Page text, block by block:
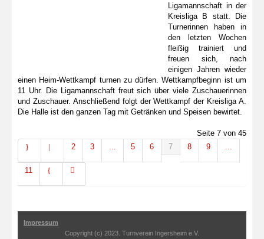
Ligamannschaft in der
Kreisliga B statt. Die
Turnerinnen haben in
den letzten Wochen
fleißig trainiert und
freuen sich, nach
einigen Jahren wieder
einen Heim-Wettkampf turnen zu dürfen. Wettkampfbeginn ist um
11 Uhr. Die Ligamannschaft freut sich über viele Zuschauerinnen
und Zuschauer. Anschließend folgt der Wettkampf der Kreisliga A.
Die Halle ist den ganzen Tag mit Getränken und Speisen bewirtet.
Seite 7 von 45
2
3 5 6 7 8 9
11
Impressum
Copyright (c) 2023. Turnverein Ingersheim e.V.